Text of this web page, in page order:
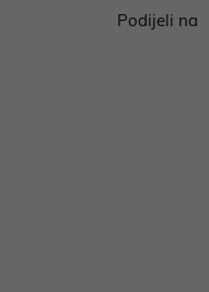
Podijeli na